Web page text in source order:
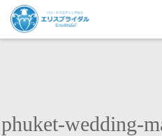
phuket-wedding-